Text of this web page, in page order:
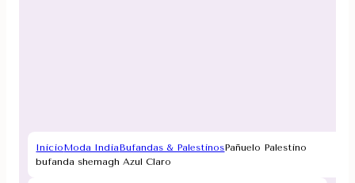
InicioModa IndiaBufandas & PalestinosPañuelo Palestino
bufanda shemagh Azul Claro